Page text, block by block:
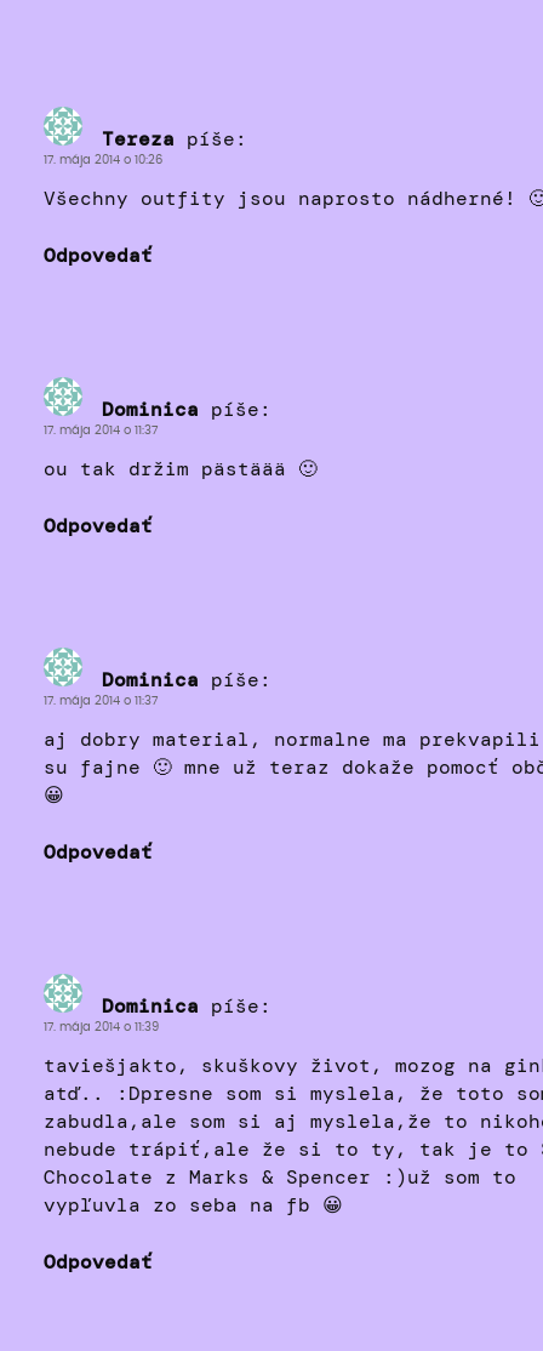
Tereza píše:
17. mája 2014 o 10:26
Všechny outfity jsou naprosto nádherné!
Odpovedať
Dominica píše:
17. mája 2014 o 11:37
ou tak držim pästäää 🙂
Odpovedať
Dominica píše:
17. mája 2014 o 11:37
aj dobry material, normalne ma
su fajne 🙂 mne už teraz dokaže pomocť
😀
Odpovedať
Dominica píše:
17. mája 2014 o 11:39
taviešjakto, skuškovy život, mozog na
atď.. :Dpresne som si myslela, že toto
zabudla,ale som si aj myslela,že to
nebude trápiť,ale že si to ty, tak je to
Chocolate z Marks & Spencer :)už som to
vypľuvla zo seba na fb 😀
Odpovedať